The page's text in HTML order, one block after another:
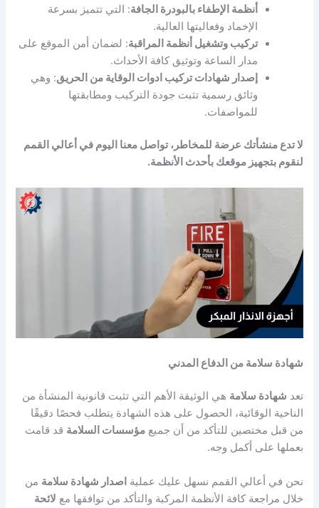
أنظمة الإطفاء بالبودرة الجافة: التي تتميز بسرعة
الإخماد وفعاليتها العالية.
تركيب وتشغيل أنظمة المراقبة: لضمان أمن الموقع على
مدار الساعة وتوثيق كافة الأحداث.
إصدار شهادات تركيب ادوات الوقاية من الحريق: وهي
وثائق رسمية تثبت جودة التركيب ومطابقتها
للمواصفات.
لا تدع منشأتك عرضة للمخاطر، تواصل معنا اليوم في أعالي القمم
لنقوم بتجهيز موقعك بأحدث الأنظمة.
شهادة سلامة من الدفاع المدني
تعد شهادة سلامة هي الوثيقة الأهم التي تثبت قانونية المنشأة من
الناحية الوقائية، الحصول على هذه الشهادة يتطلب فحصًا دقيقًا
من قبل مختصين للتأكد من أن جميعمؤسسات السلامة قد قامت
بعملها على أكمل وجه.
نحن في أعالي القمم نسهل عليك عملية اصدار شهادة سلامة من
خلال مراجعة كافة الأنظمة المركبة والتأكد من توافقها مع لائحة